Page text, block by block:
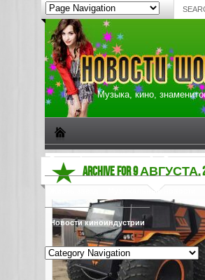
Музыка, кино,
Биографии знаменитостей Все о
Музыкальные новости
Новости киноиндустрии
ARCHIVE FOR 9 АВГУСТА,